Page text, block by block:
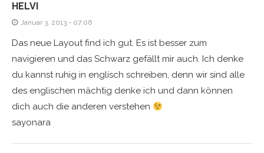
HELVI
Januar 3, 2013 - 07:06
Das neue Layout find ich gut. Es ist besser zum
navigieren und das Schwarz gefällt mir auch. Ich denke
du kannst ruhig in englisch schreiben, denn wir sind alle
des englischen mächtig denke ich und dann können
dich auch die anderen verstehen
sayonara